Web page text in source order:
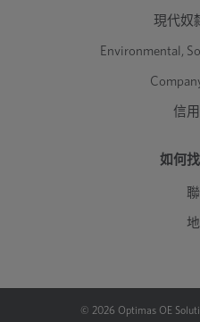
現代奴
Environmental,
信
如何
© 2026 Optimas OE